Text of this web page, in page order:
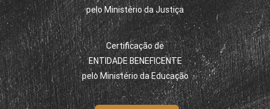
pelo Ministério da Justiça
Certificação de
ENTIDADE BENEFICENTE
pelo Ministério da Educação